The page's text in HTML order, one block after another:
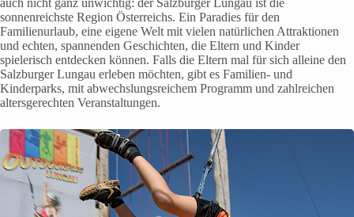
auch nicht ganz unwichtig: der Salzburger Lungau ist die
sonnenreichste Region Österreichs. Ein Paradies für den
Familienurlaub, eine eigene Welt mit vielen natürlichen Attraktionen
und echten, spannenden Geschichten, die Eltern und Kinder
spielerisch entdecken können. Falls die Eltern mal für sich alleine den
Salzburger Lungau erleben möchten, gibt es Familien- und
Kinderparks, mit abwechslungsreichem Programm und zahlreichen
altersgerechten Veranstaltungen.